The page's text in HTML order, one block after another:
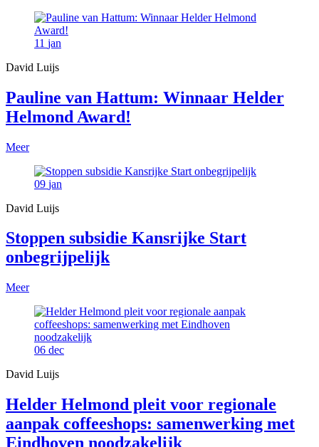
11 jan
David Luijs
Pauline van Hattum: Winnaar Helder
Helmond Award!
Meer
09 jan
David Luijs
Stoppen subsidie Kansrijke Start
onbegrijpelijk
Meer
06 dec
David Luijs
Helder Helmond pleit voor regionale
aanpak coffeeshops: samenwerking met
Eindhoven noodzakelijk